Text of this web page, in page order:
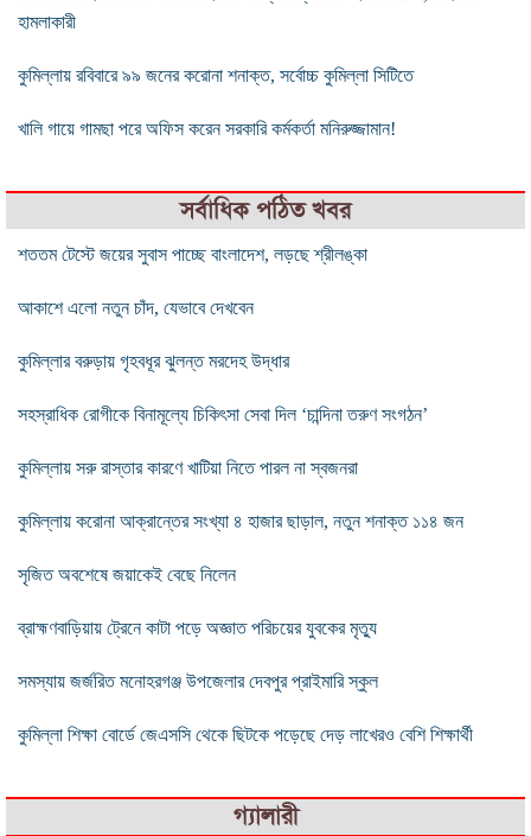
হামলাকারী
কুমিল্লায় রবিবারে ৯৯ জনের করোনা শনাক্ত, সর্বোচ্চ কুমিল্লা সিটিতে
খালি গায়ে গামছা পরে অফিস করেন সরকারি কর্মকর্তা মনিরুজ্জামান!
সর্বাধিক পঠিত খবর
শততম টেস্টে জয়ের সুবাস পাচ্ছে বাংলাদেশ, লড়ছে শ্রীলঙ্কা
আকাশে এলো নতুন চাঁদ, যেভাবে দেখবেন
কুমিল্লার বরুড়ায় গৃহবধূর ঝুলন্ত মরদেহ উদ্ধার
সহস্রাধিক রোগীকে বিনামূল্যে চিকিৎসা সেবা দিল ‘চান্দিনা তরুণ সংগঠন’
কুমিল্লায় সরু রাস্তার কারণে খাটিয়া নিতে পারল না স্বজনরা
কুমিল্লায় করোনা আক্রান্তের সংখ্যা ৪ হাজার ছাড়াল, নতুন শনাক্ত ১১৪ জন
সৃজিত অবশেষে জয়াকেই বেছে নিলেন
ব্রাহ্মণবাড়িয়ায় ট্রেনে কাটা পড়ে অজ্ঞাত পরিচয়ের যুবকের মৃত্যু
সমস্যায় জর্জরিত মনোহরগঞ্জ উপজেলার দেবপুর প্রাইমারি স্কুল
কুমিল্লা শিক্ষা বোর্ডে জেএসসি থেকে ছিটকে পড়েছে দেড় লাখেরও বেশি শিক্ষার্থী
গ্যালারী